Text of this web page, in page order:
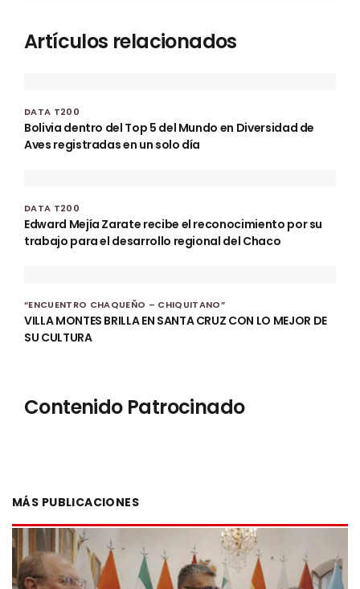
Artículos relacionados
DATA T200
Bolivia dentro del Top 5 del Mundo en Diversidad de
Aves registradas en un solo día
DATA T200
Edward Mejía Zarate recibe el reconocimiento por su
trabajo para el desarrollo regional del Chaco
“ENCUENTRO CHAQUEÑO – CHIQUITANO”
VILLA MONTES BRILLA EN SANTA CRUZ CON LO MEJOR DE
SU CULTURA
Contenido Patrocinado
MÁS PUBLICACIONES